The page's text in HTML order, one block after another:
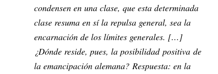
condensen en una clase, que esta determinada
clase resuma en sí la repulsa general, sea la
encarnación de los límites generales. […]
¿Dónde reside, pues, la posibilidad positiva de
la emancipación alemana? Respuesta: en la